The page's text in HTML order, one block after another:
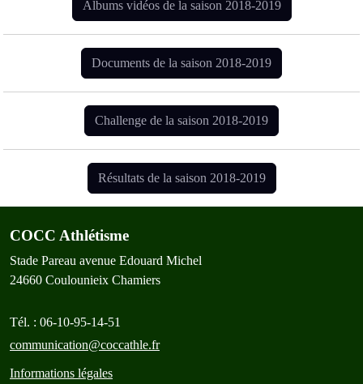
Albums vidéos de la saison 2018-2019
Documents de la saison 2018-2019
Challenge de la saison 2018-2019
Résultats de la saison 2018-2019
COCC Athlétisme
Stade Pareau avenue Edouard Michel
24660 Coulounieix Chamiers
Tél. : 06-10-95-14-51
communication@coccathle.fr
Informations légales